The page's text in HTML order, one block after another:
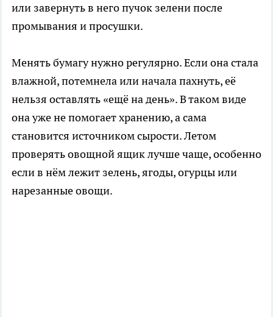
или завернуть в него пучок зелени после
промывания и просушки.
Менять бумагу нужно регулярно. Если она стала
влажной, потемнела или начала пахнуть, её
нельзя оставлять «ещё на день». В таком виде
она уже не помогает хранению, а сама
становится источником сырости. Летом
проверять овощной ящик лучше чаще, особенно
если в нём лежит зелень, ягоды, огурцы или
нарезанные овощи.